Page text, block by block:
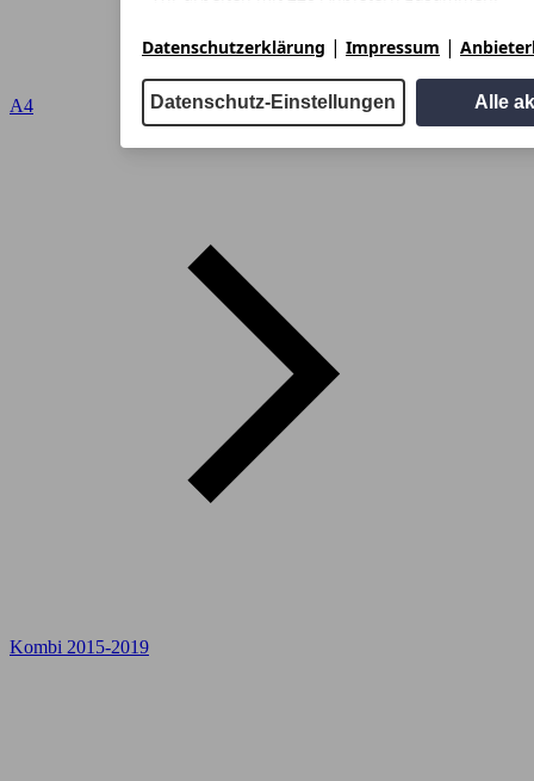
A4
Kombi 2015-2019
Datenschutzerklärung | Impressum |
Datenschutz-Einstellungen Alle